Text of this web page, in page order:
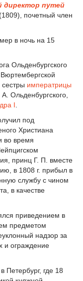
директор путей
(1809), почетный член
в ночь на 15
Ольденбургского
императрицы
Ольденбургского,
I.
под
Христиана
во время
принц Г. П. вместе
в 1808 г. прибыл в
службу с чином
в качестве
приведением в
предметом
надзор за
и ограждение
Петербург, где 18